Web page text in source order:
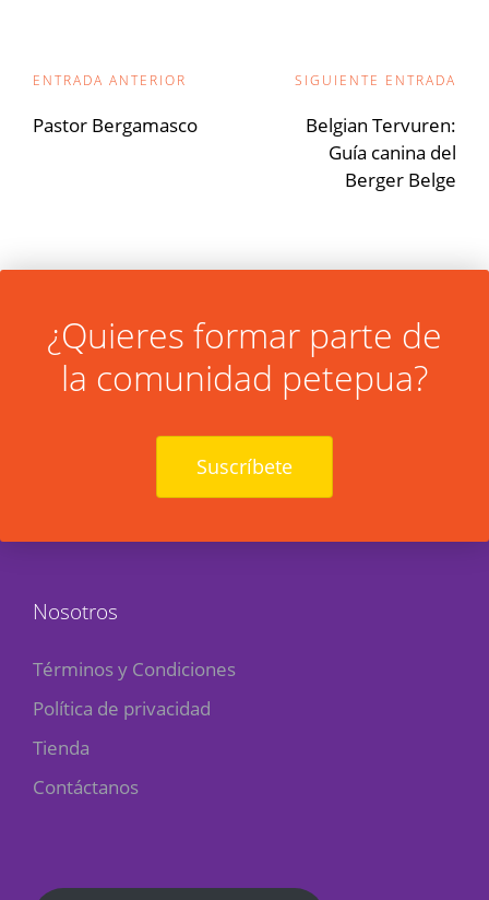
Navegación
de
ENTRADA ANTERIOR
Pastor Bergamasco
SIGUIENTE ENTRADA
Belgian Tervuren:
Guía canina del
Berger Belge
¿Quieres formar parte de
la comunidad petepua?
Suscríbete
Nosotros
Términos y Condiciones
Política de privacidad
Tienda
Contáctanos